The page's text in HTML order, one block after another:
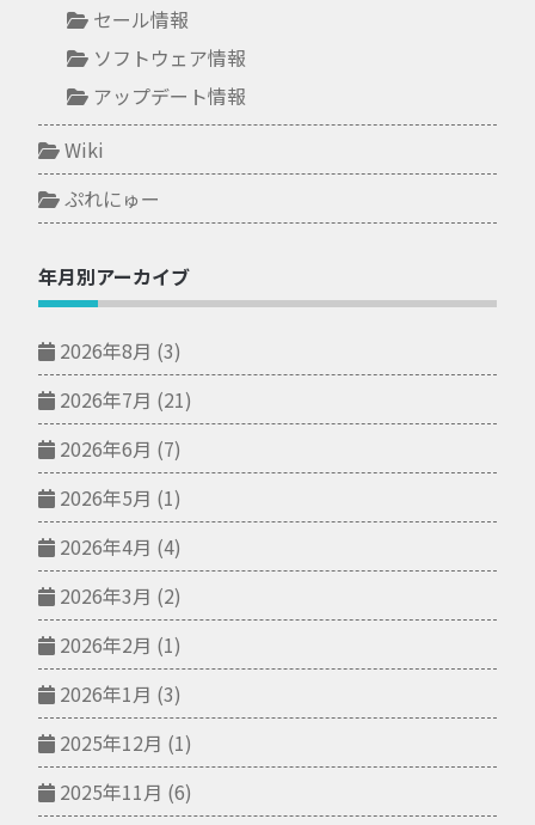
セール情報
ソフトウェア情報
アップデート情報
Wiki
ぷれにゅー
年月別アーカイブ
2026年8月 (3)
2026年7月 (21)
2026年6月 (7)
2026年5月 (1)
2026年4月 (4)
2026年3月 (2)
2026年2月 (1)
2026年1月 (3)
2025年12月 (1)
2025年11月 (6)